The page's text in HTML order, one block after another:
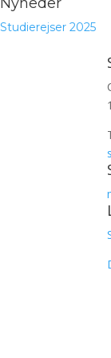
Studierejser 2025